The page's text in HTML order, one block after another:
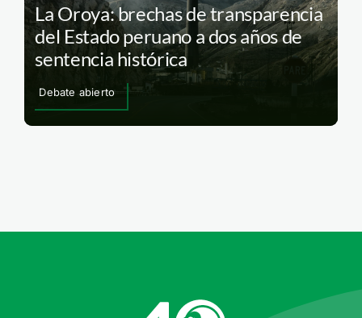
La Oroya: brechas de transparencia
del Estado peruano a dos años de
sentencia histórica
Debate abierto